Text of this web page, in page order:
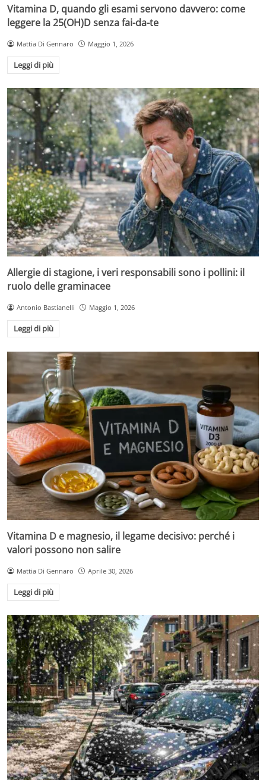
Vitamina D, quando gli esami servono davvero: come
leggere la 25(OH)D senza fai-da-te
Mattia Di Gennaro Maggio 1, 2026
Leggi di più
Allergie di stagione, i veri responsabili sono i pollini: il
ruolo delle graminacee
Antonio Bastianelli Maggio 1, 2026
Leggi di più
Vitamina D e magnesio, il legame decisivo: perché i
valori possono non salire
Mattia Di Gennaro Aprile 30, 2026
Leggi di più